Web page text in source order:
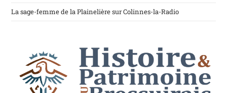
La sage-femme de la Plainelière sur Colinnes-la-Radio